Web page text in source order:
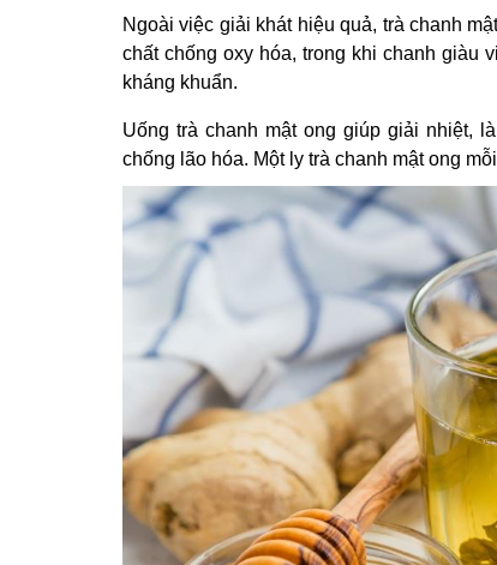
Ngoài việc giải khát hiệu quả, trà chanh
chất chống oxy hóa, trong khi chanh giàu
kháng khuẩn.
Uống trà chanh mật ong giúp giải nhiệt,
chống lão hóa. Một ly trà chanh mật ong